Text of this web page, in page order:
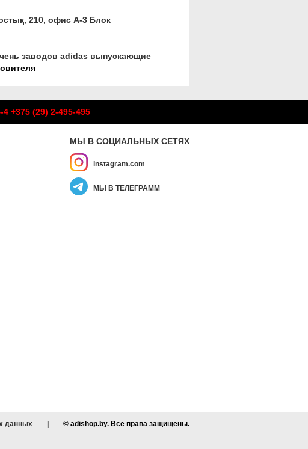
210, офис А-3 Блок
заводов adidas выпускающие
4 +375 (29) 2-495-495
МЫ В СОЦИАЛЬНЫХ СЕТЯХ
instagram.com
МЫ В ТЕЛЕГРАММ
данных © adishop.by. Все права защищены.